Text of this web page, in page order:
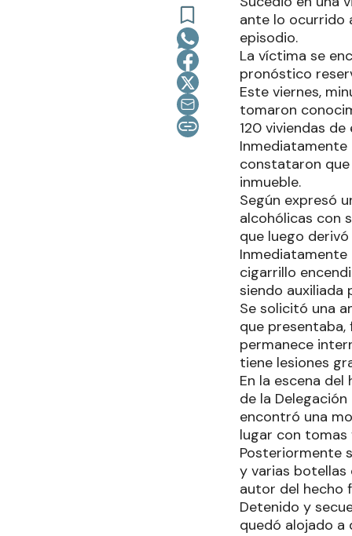
ante lo ocurrido
episodio.
La víctima se
pronóstico
Este viernes,
tomaron
120 viviendas de
constataron
inmueble.
Según expresó
alcohólicas con
que luego
cigarrillo
siendo auxiliada
Se solicitó una
que
permanece
tiene lesiones
En la escena
de la
encontró una
lugar con tomas
Posteriormente
y varias botellas
autor del hecho
Detenido y
quedó alojado a